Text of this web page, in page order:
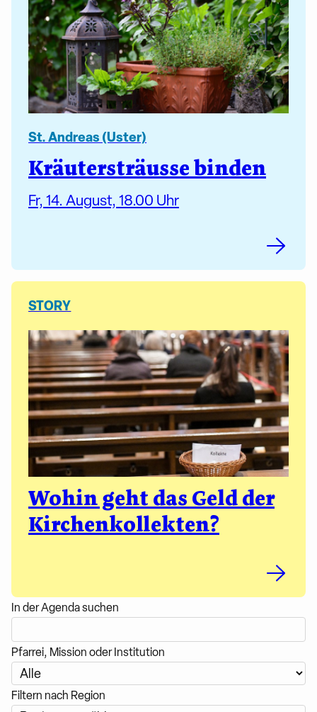
St. Andreas (Uster)
Kräutersträusse binden
Fr, 14. August, 18.00 Uhr
STORY
Wohin geht das Geld der
Kirchenkollekten?
In der Agenda suchen
Pfarrei, Mission oder Institution
Filtern nach Region